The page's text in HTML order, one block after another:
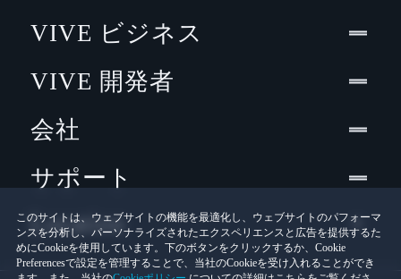
このサイトは、ウェブサイトの機能を最適化し、ウェブサイトのパフォーマ
ンスを分析し、パーソナライズされたエクスペリエンスと広告を提供するた
めにCookieを使用しています。下のボタンをクリックするか、Cookie
Preferencesで設定を管理することで、当社のCookieを受け入れることができ
VIVE ビジネス
VIVE 開発者
会社
サポート
Location